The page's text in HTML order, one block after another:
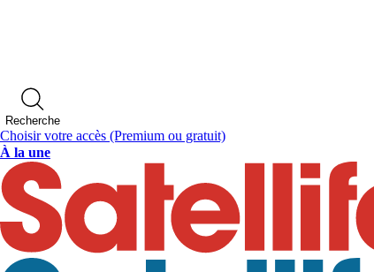
Recherche
Choisir votre accès (Premium ou gratuit)
À la une